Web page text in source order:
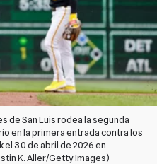
de San Luis rodea la segunda
en la primera entrada contra los
el 30 de abril de 2026 en
K. Aller/Getty Images)